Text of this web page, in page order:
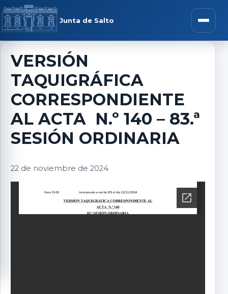
Saltar al contenido
Junta de Salto Abrir
menú
VERSIÓN
TAQUIGRÁFICA
CORRESPONDIENTE
AL ACTA N.º 140 – 83.ª
SESIÓN ORDINARIA
22 de noviembre de 2024